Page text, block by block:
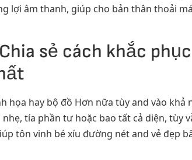
lợi âm thanh, giúp cho bản thân thoải
sẻ cách khắc
họa hay bộ đồ Hơn nữa tùy and vào
tía phần tư hoặc bao tất cả diện, tùy
tôn vinh bé xíu đường nét and vẻ đẹp